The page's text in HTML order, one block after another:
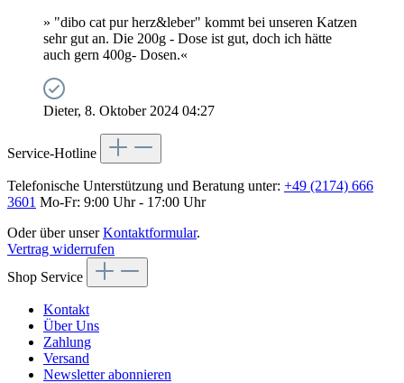
» "dibo cat pur herz&leber" kommt bei unseren Katzen
sehr gut an. Die 200g - Dose ist gut, doch ich hätte
auch gern 400g- Dosen.«
Dieter, 8. Oktober 2024 04:27
Service-Hotline
Telefonische Unterstützung und Beratung unter: +49 (2174) 666
3601 Mo-Fr: 9:00 Uhr - 17:00 Uhr
Oder über unserKontaktformular.
Vertrag widerrufen
Shop Service
Kontakt
Über Uns
Zahlung
Versand
Newsletter abonnieren